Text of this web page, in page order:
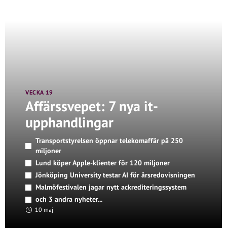
VECKA 19
Affärssvepet: 7 nya it-
upphandlingar
Transportstyrelsen öppnar telekomaffär på 250
miljoner
Lund köper Apple-klienter för 120 miljoner
Jönköping University testar AI för årsredovisningen
Malmöfestivalen jagar nytt ackrediteringssystem
och 3 andra nyheter...
10 maj